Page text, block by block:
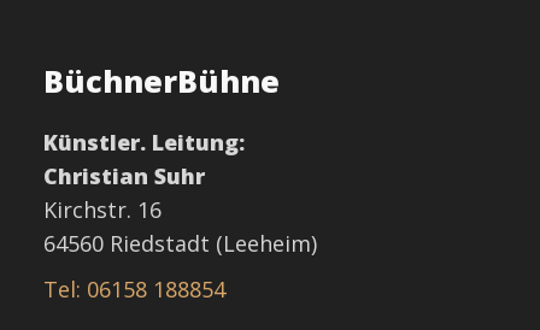
BüchnerBühne
Künstler. Leitung:
Christian Suhr
Kirchstr. 16
64560 Riedstadt (Leeheim)
Tel: 06158 188854